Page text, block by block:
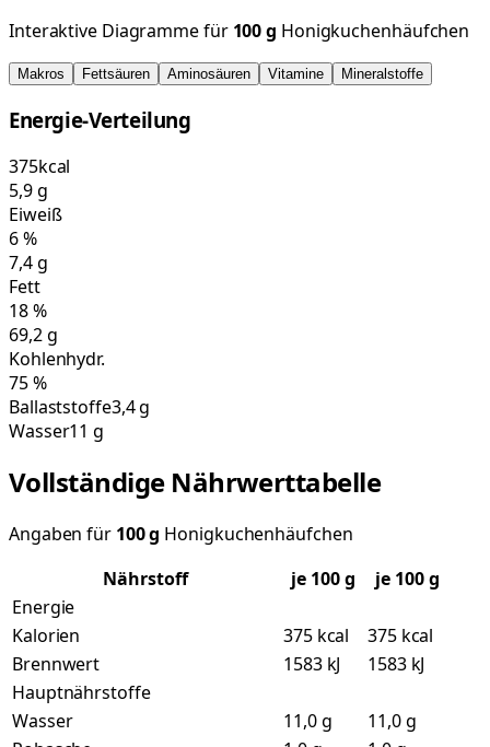
Interaktive Diagramme für 100g Honigkuchenhäufchen
Makros Fettsäuren Aminosäuren Vitamine Mineralstoffe
Energie-Verteilung
375kcal
5,9g
Eiweiß
6%
7,4g
Fett
18%
69,2g
Kohlenhydr.
75%
Ballaststoffe3,4 g
Wasser11 g
Vollständige Nährwerttabelle
Angaben für 100g Honigkuchenhäufchen
Nährstoff
je 100g
je 100 g
Energie
Kalorien
375 kcal
375 kcal
Brennwert
1583 kJ
1583 kJ
Hauptnährstoffe
Wasser
11,0 g
11,0 g